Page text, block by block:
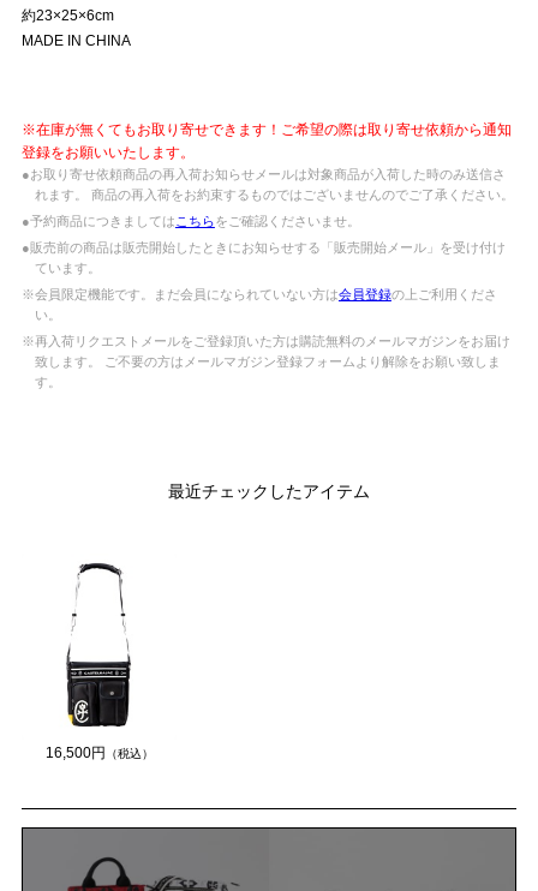
約23×25×6cm
MADE IN CHINA
※在庫が無くてもお取り寄せできます！ご希望の際は取り寄せ依頼から通知
登録をお願いいたします。
●お取り寄せ依頼商品の再入荷お知らせメールは対象商品が入荷した時のみ送信さ
れます。 商品の再入荷をお約束するものではございませんのでご了承ください。
●予約商品につきましては こちらをご確認くださいませ。
●販売前の商品は販売開始したときにお知らせする「販売開始メール」を受け付け
ています。
※会員限定機能です。まだ会員になられていない方は会員登録の上ご利用くださ
い。
※再入荷リクエストメールをご登録頂いた方は購読無料のメールマガジンをお届け
致します。 ご不要の方はメールマガジン登録フォームより解除をお願い致しま
す。
最近チェックしたアイテム
16,500円 （税込）